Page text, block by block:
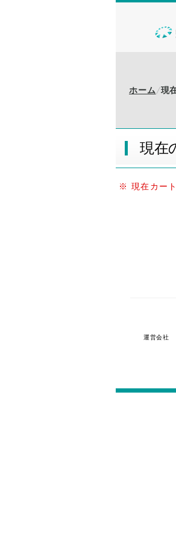
ホーム 現
現在
※ 現在カー
運営会社